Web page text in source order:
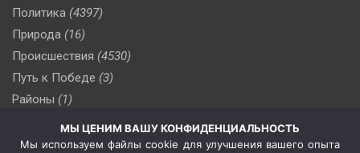
Политика (4397)
Природа (16)
Происшествия (4530)
Путь к Победе (3)
Районы (1)
(510)
Сельское хозяйство (3)
МЫ ЦЕНИМ ВАШУ КОНФИДЕНЦИАЛЬНОСТЬ
Мы используем файлы cookie для улучшения вашего опыта